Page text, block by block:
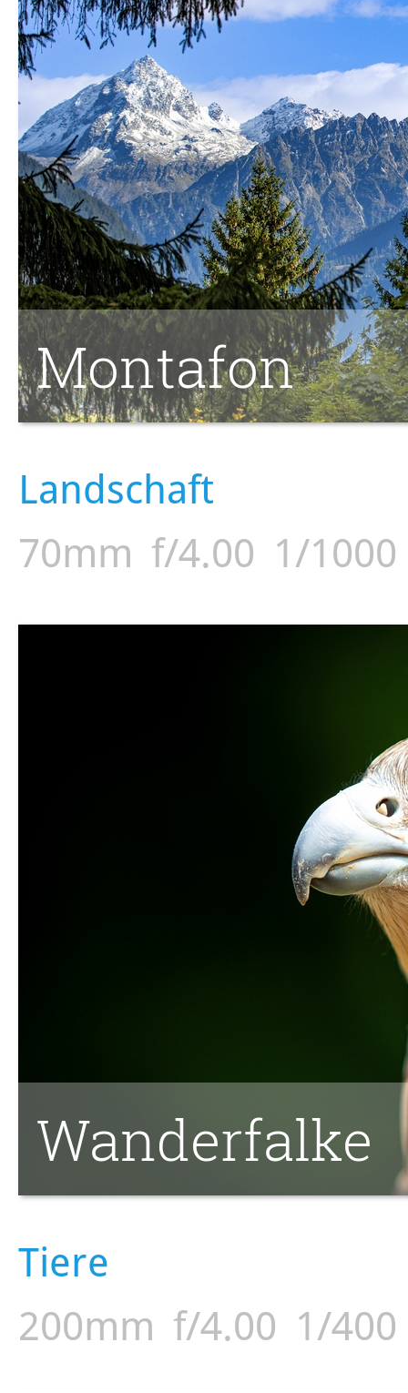
Montafon
Landschaft
70mm f/4.00 1/
Wanderfalke
Tiere
200mm f/4.00 1/